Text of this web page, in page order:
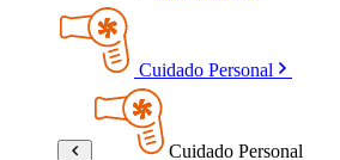
Cuidado Personal
Cuidado Personal